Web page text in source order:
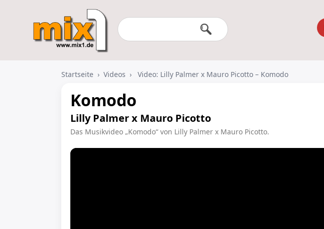
Startseite › Videos › Video: Lilly Palmer x Mauro Picotto – Komodo
Komodo
Lilly Palmer x Mauro Picotto
Das Musikvideo „Komodo“ von Lilly Palmer x Mauro Picotto.